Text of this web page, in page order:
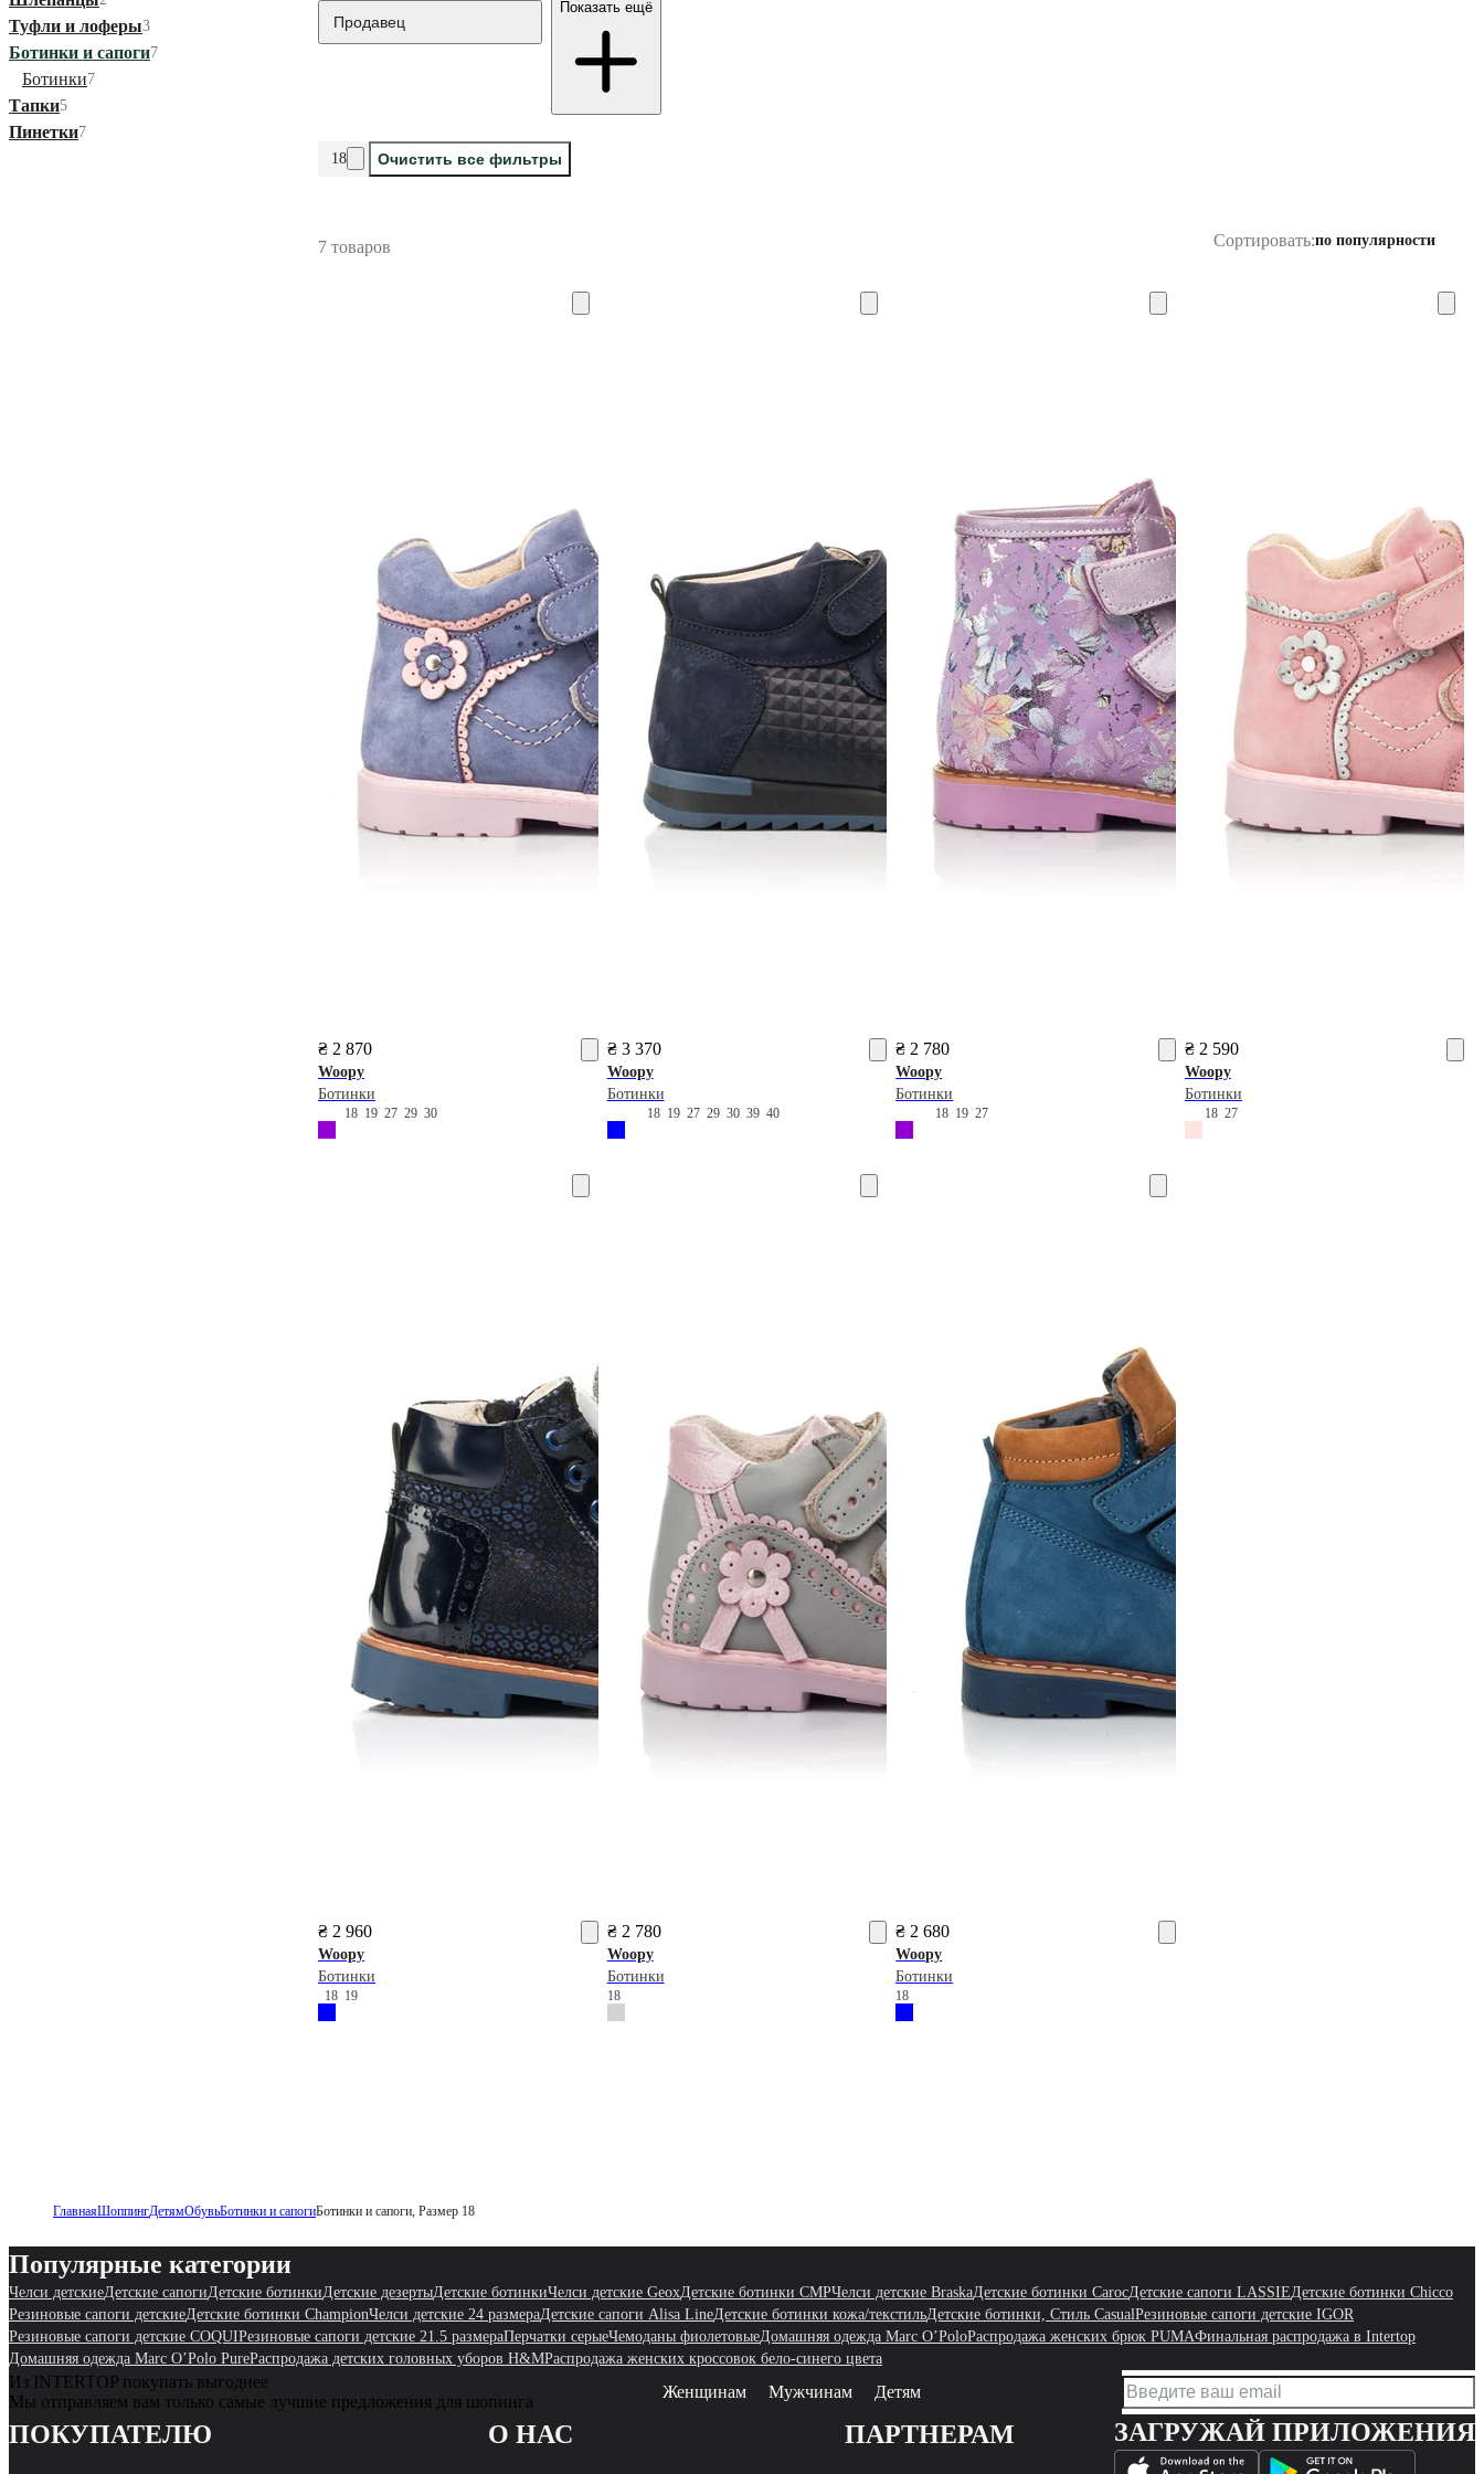
Туфли и лоферы3
Ботинки и сапоги7
Ботинки7
Тапки5
Пинетки7
Продавец
Показать ещё
18 Очистить все фильтры
7 товаров Сортировать:по популярности
₴ 2 870
Woopy
Ботинки
18 19 27 29 30
₴ 3 370
Woopy
Ботинки
18 19 27 29 30 39 40
₴ 2 780
Woopy
Ботинки
18 1927
₴ 2 590
Woopy
Ботинки
18 27
₴ 2 960
Woopy
Ботинки
18 19
₴ 2 780
Woopy
Ботинки
18
₴ 2 680
Woopy
Ботинки
18
ГлавнаяШоппингДетямОбувьБотинки и сапогиБотинки и сапоги, Размер 18
Популярные категории
Челси детскиеДетские сапогиДетские ботинкиДетские дезертыДетские ботинкиЧелси детские GeoxДетские ботинки CMPЧелси детские BraskaДетские ботинки CarocДетские сапоги LASSIEДетские ботинки Chicco
Резиновые сапоги детскиеДетские ботинки ChampionЧелси детские 24 размераДетские сапоги Alisa LineДетские ботинки кожа/текстильДетские ботинки, Стиль CasualРезиновые сапоги детские IGOR
Резиновые сапоги детские COQUIРезиновые сапоги детские 21.5 размераПерчатки серыеЧемоданы фиолетовыеДомашняя одежда Marc O’PoloРаспродажа женских брюк PUMAФинальная распродажа в Intertop
Домашняя одежда Marc O’Polo PureРаспродажа детских головных уборов H&MРаспродажа женских кроссовок бело-синего цвета
Из INTERTOP покупать выгоднее
Мы отправляем вам только самые лучшие предложения для шопинга
Женщинам Мужчинам Детям
ПОКУПАТЕЛЮ О НАС ПАРТНЕРАМ ЗАГРУЖАЙ ПРИЛОЖЕНИЯ